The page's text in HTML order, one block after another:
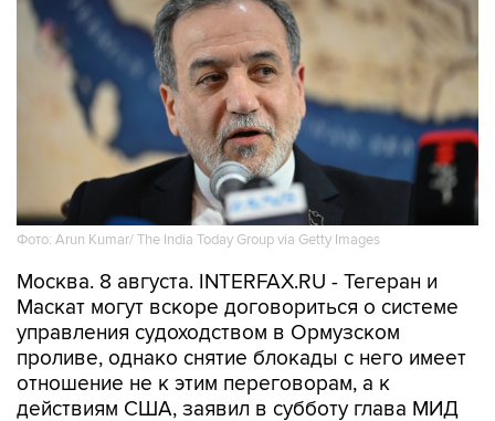
Фото: Arun Kumar/ The India Today Group via Getty Images
Москва. 8 августа. INTERFAX.RU - Тегеран и
управления судоходством в Ормузском
проливе, однако снятие блокады с него имеет
отношение не к этим переговорам, а к
действиям США, заявил в субботу глава МИД
Ирана Аббас Аракчи.